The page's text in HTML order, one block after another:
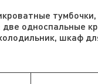
односпальные
шкаф